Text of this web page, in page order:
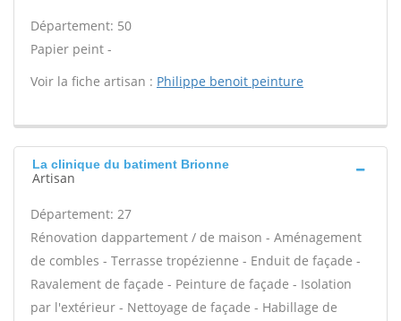
Département: 50
Papier peint -
Voir la fiche artisan : Philippe benoit peinture
La clinique du batiment Brionne
Artisan
Département: 27
Rénovation dappartement / de maison - Aménagement
de combles - Terrasse tropézienne - Enduit de façade -
Ravalement de façade - Peinture de façade - Isolation
par l'extérieur - Nettoyage de façade - Habillage de